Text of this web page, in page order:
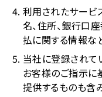
利用されたサービ
名、住所、銀行口
払に関する情報な
当社に登録されて
お客様のご指示に
提供するものも含